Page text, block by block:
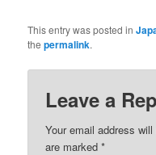
This entry was posted in
thepermalink.
Leave a
Your email address
are marked*